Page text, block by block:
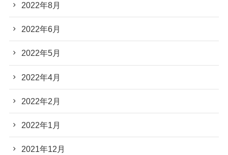
2022年8月
2022年6月
2022年5月
2022年4月
2022年2月
2022年1月
2021年12月